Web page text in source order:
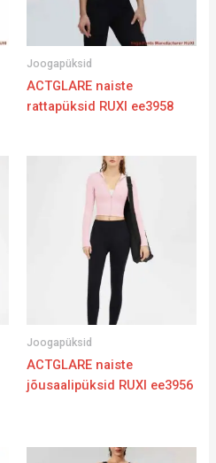
Joogapüksid
ACTGLARE naiste
rattapüksid RUXI ee3958
Joogapüksid
ACTGLARE naiste
jõusaalipüksid RUXI ee3956